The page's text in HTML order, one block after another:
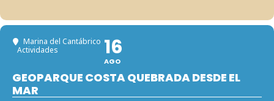
Marina del Cantábrico
Actividades
16
AGO
GEOPARQUE COSTA QUEBRADA DESDE EL
MAR